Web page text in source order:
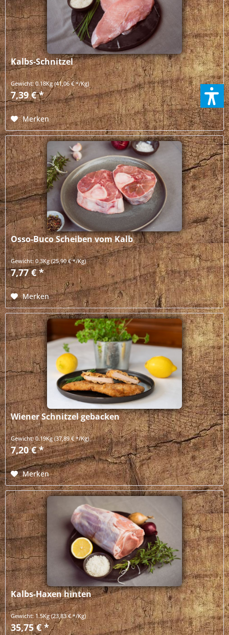
Kalbs-Schnitzel
Gewicht:0.18Kg(41,06 € */Kg)
7,39 € *
Merken
Osso-Buco Scheiben vom Kalb
Gewicht:0.3Kg(25,90 € */Kg)
7,77 € *
Merken
Wiener Schnitzel gebacken
Gewicht:0.19Kg(37,89 € */Kg)
7,20 € *
Merken
Kalbs-Haxen hinten
Gewicht:1.5Kg(23,83 € */Kg)
35,75 € *